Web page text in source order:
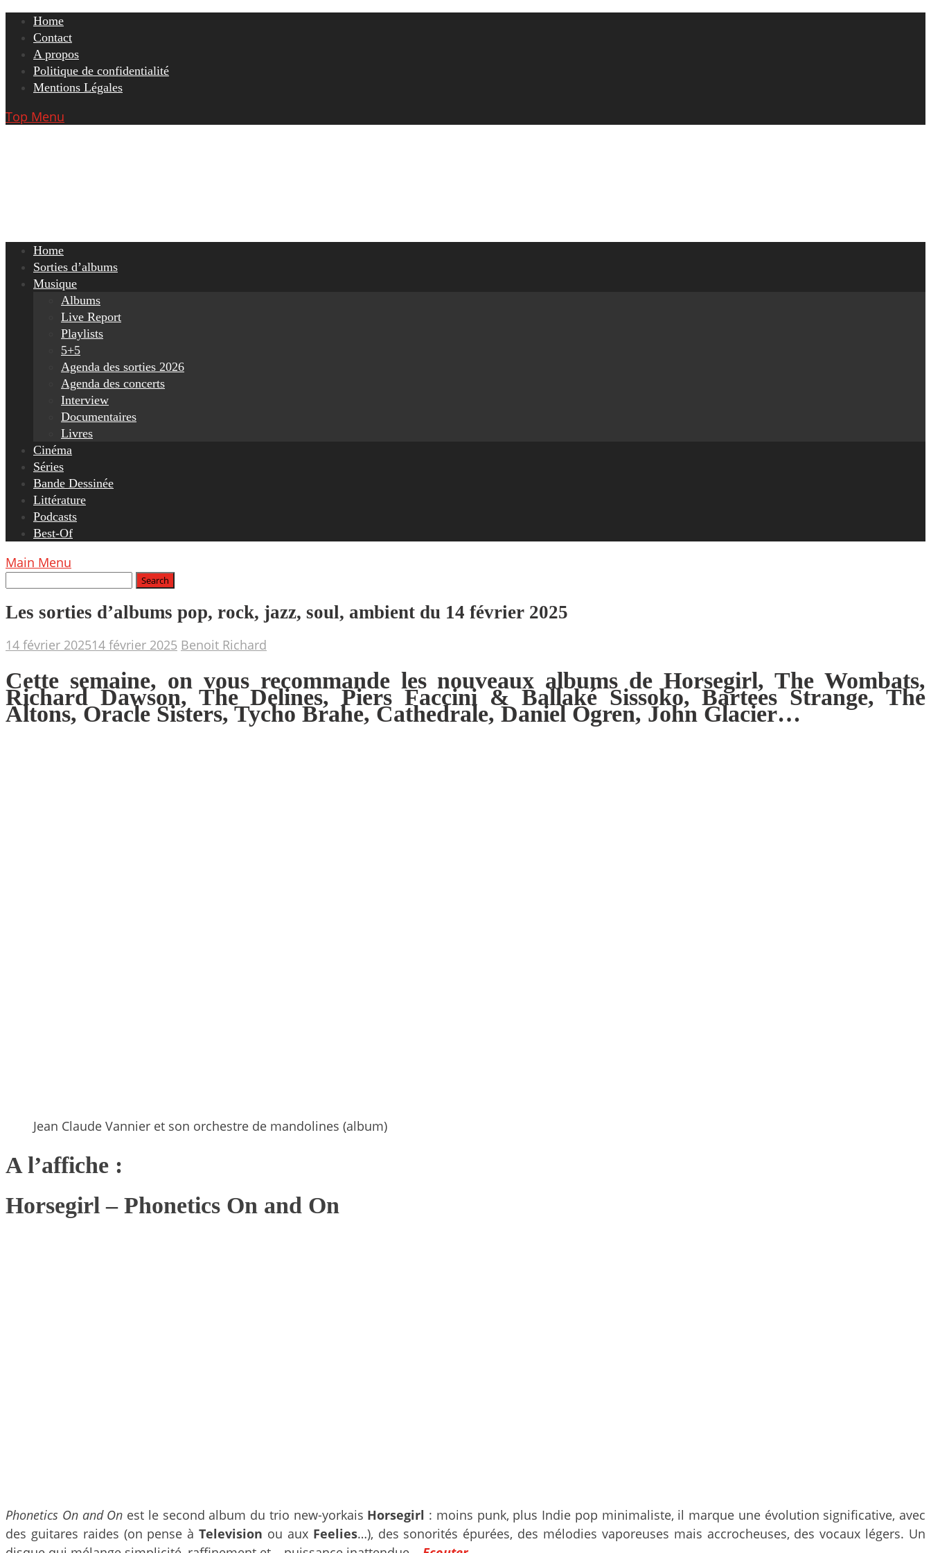
Skip
content
Home
Contact
A propos
Politique de confidentialité
Mentions Légales
Top Menu
Home
Sorties d’albums
Musique
Albums
Live Report
Playlists
5+5
Agenda des sorties 2026
Agenda des concerts
Interview
Documentaires
Livres
Cinéma
Séries
Bande Dessinée
Littérature
Podcasts
Best-Of
Main Menu
Les sorties d’albums pop, rock, jazz, soul, ambient du 14 février 2025
14 février 202514 février 2025 Benoit Richard
Cette semaine, on vous recommande les nouveaux albums de Horsegirl, The Wombats,
Richard Dawson, The Delines, Piers Faccini & Ballaké Sissoko, Bartees Strange, The
Altons, Oracle Sisters, Tycho Brahe, Cathedrale, Daniel Ogren, John Glacier…
Jean Claude Vannier et son orchestre de mandolines (album)
A l’affiche :
Horsegirl – Phonetics On and On
Phonetics On and On est le second album du trio new-yorkais Horsegirl : moins punk, plus Indie pop minimaliste, il marque une évolution significative, avec
des guitares raides (on pense àTelevision ou aux Feelies…), des sonorités épurées, des mélodies vaporeuses mais accrocheuses, des vocaux légers. Un